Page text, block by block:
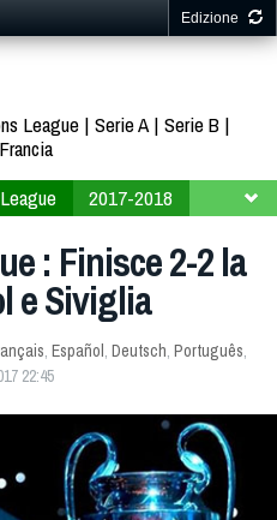
Edizione
League Serie A Serie B
Francia
2017-2018
: Finisce 2-2 la
e Siviglia
, Español, Deutsch, Português,
22:45